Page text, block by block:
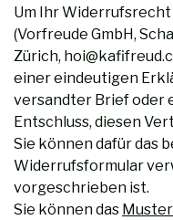
Um Ihr Widerrufsrecht
(Vorfreude GmbH,
Zürich,
einer eindeutigen
versandter Brief oder
Entschluss, diesen
Sie können dafür das
Widerrufsformular
vorgeschrieben ist.
Sie können das